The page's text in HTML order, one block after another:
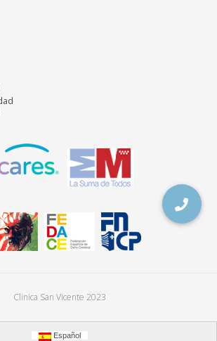
Clinica San Vicente 2023
Español